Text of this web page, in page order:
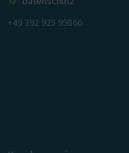
+49 392 925 99866